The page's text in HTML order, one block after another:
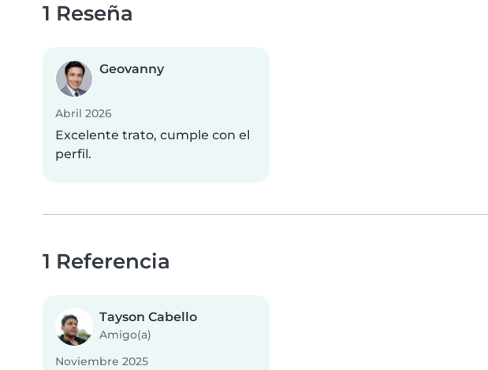
1 Reseña
Geovanny
Abril 2026
Excelente trato, cumple con el
perfil.
1 Referencia
Tayson Cabello
Amigo(a)
Noviembre 2025